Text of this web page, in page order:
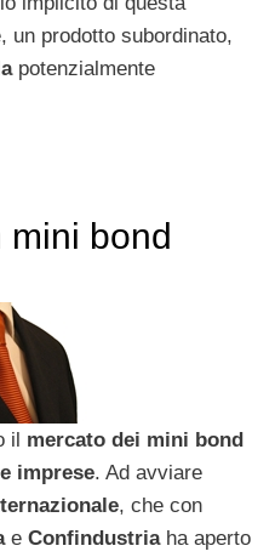
un prodotto subordinato,
potenzialmente
mini bond
il mercato dei mini bond
imprese. Ad avviare
, che con
e Confindustriaha aperto